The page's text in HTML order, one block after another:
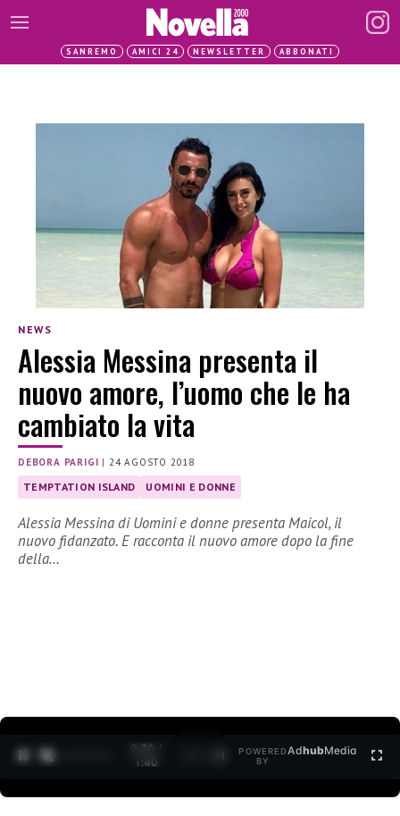
SANREMO AMICI 24 NEWSLETTER ABBONATI
NEWS
Alessia Messina presenta il
nuovo amore, l’uomo che le ha
cambiato la vita
DEBORA PARIGI | 24 AGOSTO 2018
TEMPTATION ISLAND UOMINI E DONNE
Alessia Messina di Uomini e donne presenta Maicol, il
nuovo fidanzato. E racconta il nuovo amore dopo la fine
della…
0:31 /
1:40
POWERED
BY
AdhubMedia